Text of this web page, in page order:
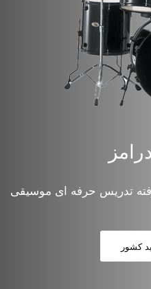
تدریس حرفه ای موسیقی
کشور